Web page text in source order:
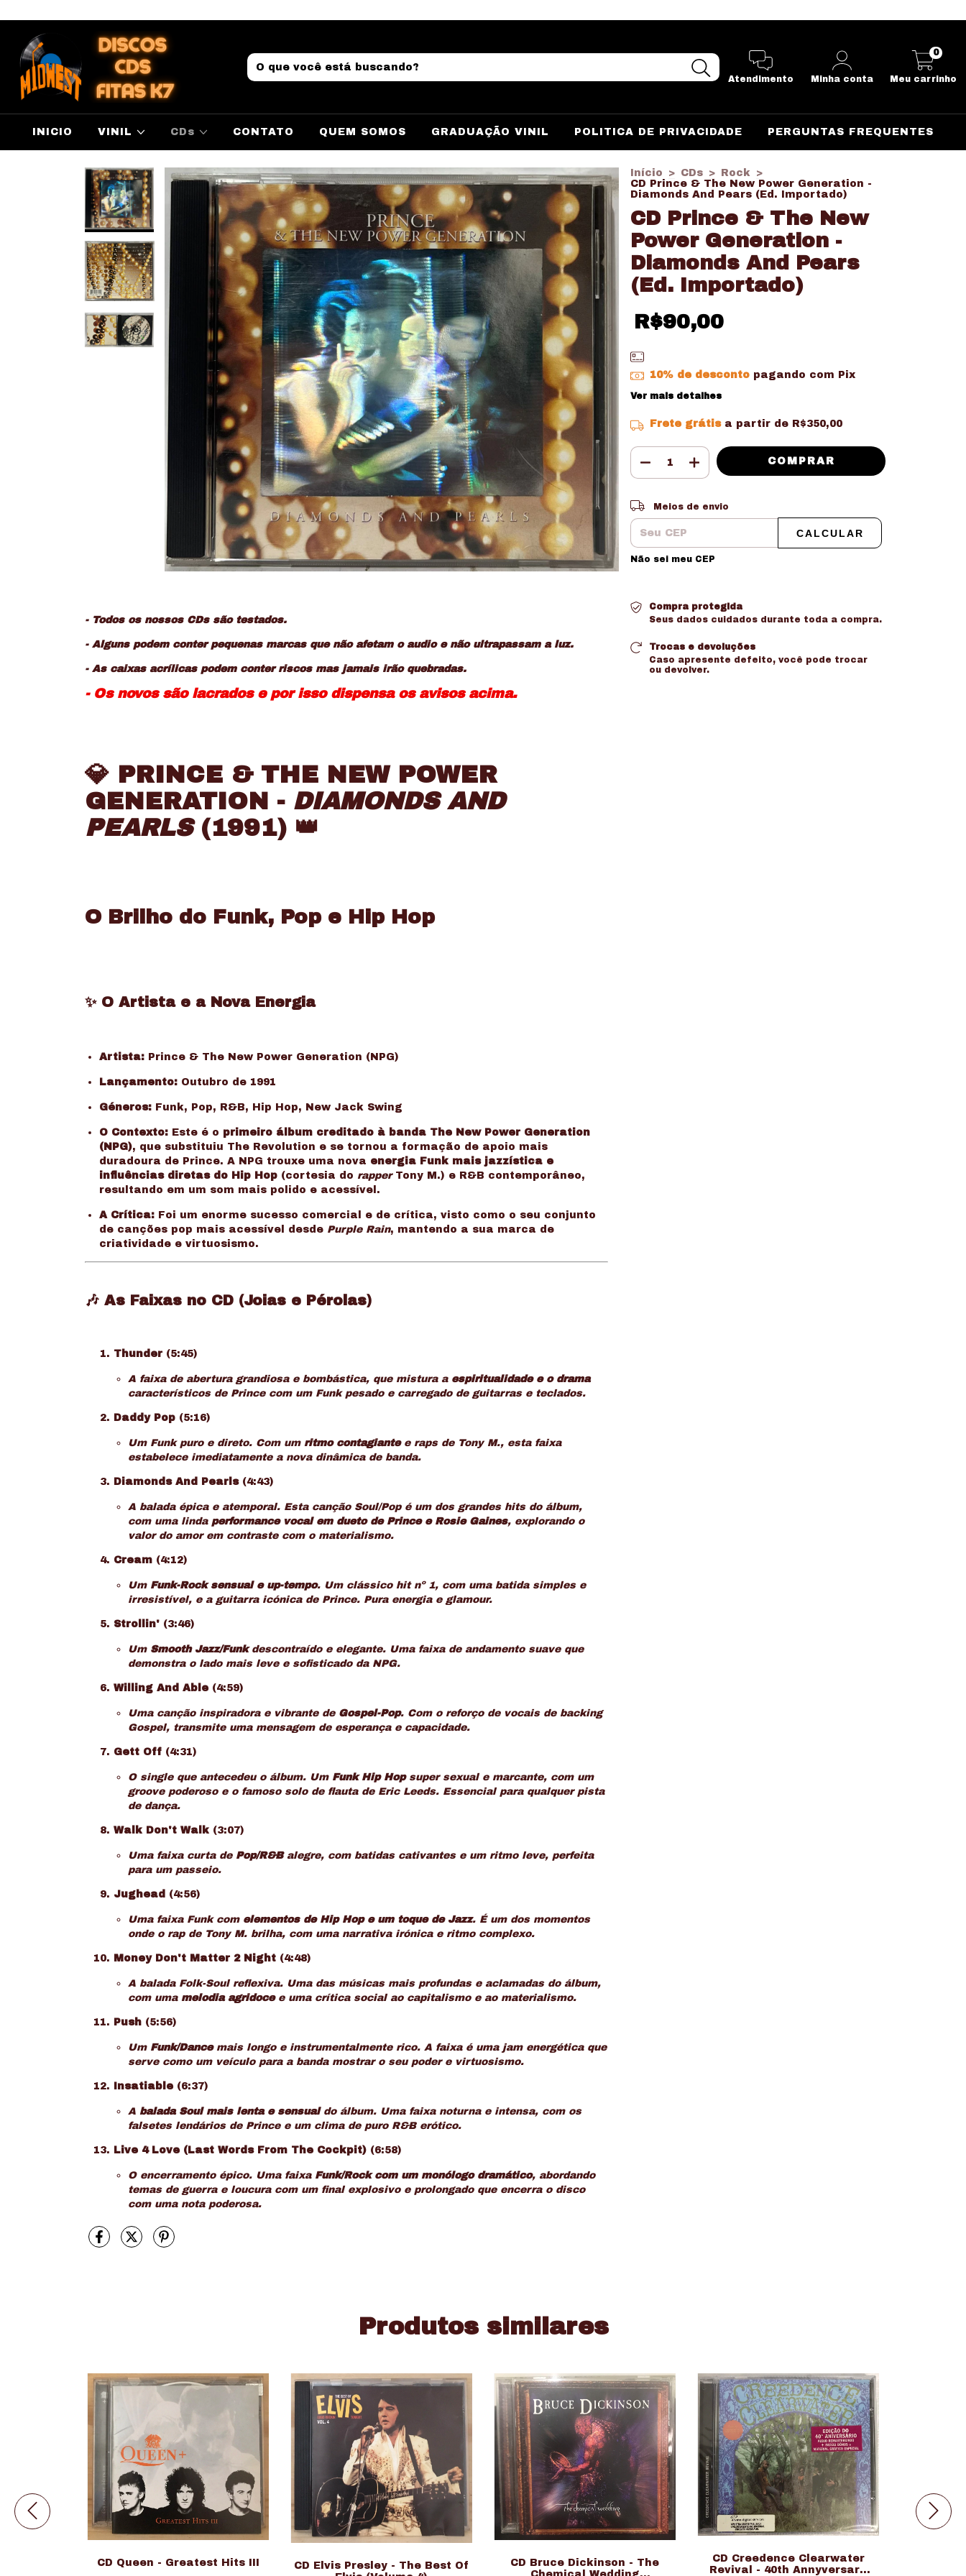
Atendimento Minha conta Meu carrinho
0
INICIO VINIL CDs CONTATO QUEM SOMOS GRADUAÇÃO VINIL POLITICA DE PRIVACIDADE PERGUNTAS FREQUENTES
- Todos os nossos CDs são testados.
- Alguns podem conter pequenas marcas que não afetam o audio e não ultrapassam a luz.
- As caixas acrílicas podem conter riscos mas jamais irão quebradas.
- Os novos são lacrados e por isso dispensa os avisos acima.
💎 PRINCE & THE NEW POWER
GENERATION - DIAMONDS AND
PEARLS(1991) 👑
O Brilho do Funk, Pop e Hip Hop
✨ O Artista e a Nova Energia
Artista: Prince & The New Power Generation (NPG)
Lançamento: Outubro de 1991
Géneros: Funk, Pop, R&B, Hip Hop, New Jack Swing
O Contexto: Este é o primeiro álbum creditado à banda The New Power Generation
(NPG), que substituiu The Revolution e se tornou a formação de apoio mais
duradoura de Prince. A NPG trouxe uma nova energia Funk mais jazzística e
influências diretas do Hip Hop (cortesia do rapperTony M.) e R&B contemporâneo,
resultando em um som mais polido e acessível.
A Crítica: Foi um enorme sucesso comercial e de crítica, visto como o seu conjunto
de canções pop mais acessível desde Purple Rain, mantendo a sua marca de
criatividade e virtuosismo.
🎶 As Faixas no CD (Joias e Pérolas)
Thunder (5:45)
A faixa de abertura grandiosa e bombástica, que mistura a espiritualidade e o drama
característicos de Prince com um Funk pesado e carregado de guitarras e teclados.
Daddy Pop (5:16)
Um Funk puro e direto. Com um ritmo contagiantee rapsde Tony M., esta faixa
estabelece imediatamente a nova dinâmica de banda.
Diamonds And Pearls(4:43)
A balada épica e atemporal. Esta canção Soul/Pop é um dos grandes hitsdo álbum,
com uma linda performance vocal em dueto de Prince e Rosie Gaines, explorando o
valor do amor em contraste com o materialismo.
Cream (4:12)
Um Funk-Rock sensual e up-tempo. Um clássico hitnº 1, com uma batida simples e
irresistível, e a guitarra icónica de Prince. Pura energia e glamour.
Strollin' (3:46)
Um Smooth Jazz/Funkdescontraído e elegante. Uma faixa de andamento suave que
demonstra o lado mais leve e sofisticado da NPG.
Willing And Able (4:59)
Uma canção inspiradora e vibrante de Gospel-Pop. Com o reforço de vocais de backing
Gospel, transmite uma mensagem de esperança e capacidade.
Gett Off (4:31)
O single que antecedeu o álbum. Um Funk Hip Hopsuper sexual e marcante, com um
groovepoderoso e o famoso solo de flauta de Eric Leeds. Essencial para qualquer pista
de dança.
Walk Don't Walk (3:07)
Uma faixa curta de Pop/R&Balegre, com batidas cativantes e um ritmo leve, perfeita
para um passeio.
Jughead (4:56)
Uma faixa Funk com elementos de Hip Hop e um toque de Jazz. É um dos momentos
onde o rapde Tony M. brilha, com uma narrativa irónica e ritmo complexo.
Money Don't Matter 2 Night (4:48)
A balada Folk-Soul reflexiva. Uma das músicas mais profundas e aclamadas do álbum,
com uma melodia agridocee uma crítica social ao capitalismo e ao materialismo.
Push (5:56)
Um Funk/Dancemais longo e instrumentalmente rico. A faixa é uma jam energética que
serve como um veículo para a banda mostrar o seu poder e virtuosismo.
Insatiable (6:37)
A balada Soul mais lenta e sensualdo álbum. Uma faixa noturna e intensa, com os
falsetes lendários de Prince e um clima de puro R&B erótico.
Live 4 Love (Last Words From The Cockpit) (6:58)
O encerramento épico. Uma faixa Funk/Rock com um monólogo dramático, abordando
temas de guerra e loucura com um final explosivo e prolongado que encerra o disco
com uma nota poderosa.
Início > CDs > Rock >
CD Prince & The New Power Generation -
Diamonds And Pears (Ed. Importado)
CD Prince & The New
Power Generation -
Diamonds And Pears
(Ed. Importado)
R$90,00
10% de descontopagando com Pix
Ver mais detalhes
Frete grátis a partir de R$350,00
Entregas para o CEP:
Meios de envio
CALCULAR
Não sei meu CEP
Compra protegida
Seus dados cuidados durante toda a compra.
Trocas e devoluções
Caso apresente defeito, você pode trocar
ou devolver.
Produtos similares
CD Queen - Greatest Hits III
CD Elvis Presley - The Best Of
CD Bruce Dickinson - The
CD Creedence Clearwater
Revival - 40th Annyversary